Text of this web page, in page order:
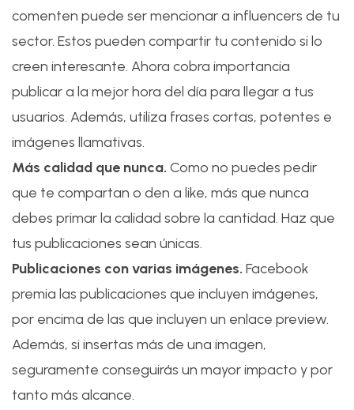
comenten puede ser mencionar a influencers de tu
sector. Estos pueden compartir tu contenido si lo
creen interesante. Ahora cobra importancia
publicar a la mejor hora del día para llegar a tus
usuarios. Además, utiliza frases cortas, potentes e
imágenes llamativas.
Más calidad que nunca. Como no puedes pedir
que te compartan o den a like, más que nunca
debes primar la calidad sobre la cantidad. Haz que
tus publicaciones sean únicas.
Publicaciones con varias imágenes. Facebook
premia las publicaciones que incluyen imágenes,
por encima de las que incluyen un enlace preview.
Además, si insertas más de una imagen,
seguramente conseguirás un mayor impacto y por
tanto más alcance.